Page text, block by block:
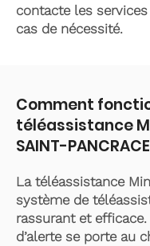
contacte les services
cas de nécessité.
Comment
téléassistance
SAINT-
La téléassistance
système de
rassurant et
d’alerte se porte au